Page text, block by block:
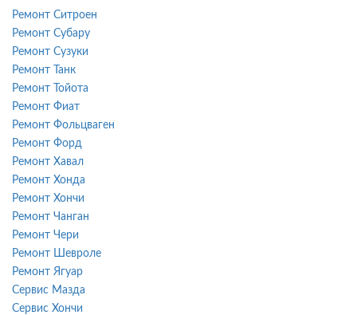
Ремонт Ситроен
Ремонт Субару
Ремонт Сузуки
Ремонт Танк
Ремонт Тойота
Ремонт Фиат
Ремонт Фольцваген
Ремонт Форд
Ремонт Хавал
Ремонт Хонда
Ремонт Хончи
Ремонт Чанган
Ремонт Чери
Ремонт Шевроле
Ремонт Ягуар
Сервис Мазда
Сервис Хончи